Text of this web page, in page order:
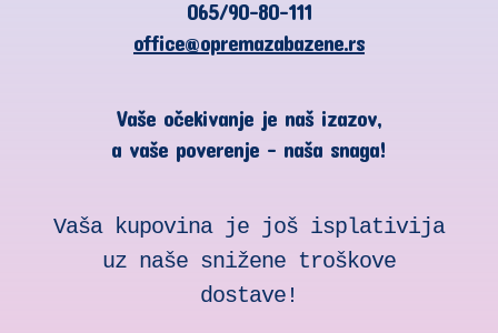
065/90-80-111
office@opremazabazene.rs
Vaše očekivanje je naš izazov,
a vaše poverenje – naša snaga!
Vaša kupovina je još isplativija
uz naše snižene troškove
dostave!